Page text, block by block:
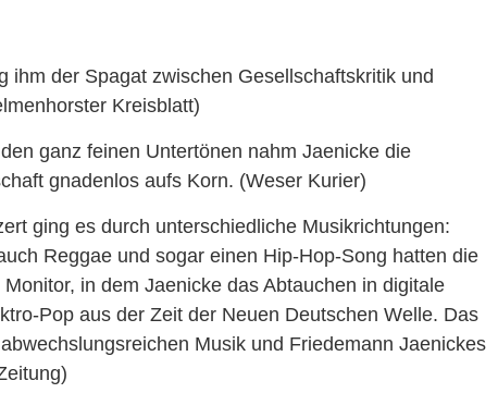
ihm der Spagat zwischen Gesellschaftskritik und
Kreisblatt)
ganz feinen Untertönen nahm Jaenicke die
gnadenlos aufs Korn. (Weser Kurier)
ging es durch unterschiedliche Musikrichtungen:
Reggae und sogar einen Hip-Hop-Song hatten die
in dem Jaenicke das Abtauchen in digitale
Pop aus der Zeit der Neuen Deutschen Welle. Das
Musik und Friedemann Jaenickes